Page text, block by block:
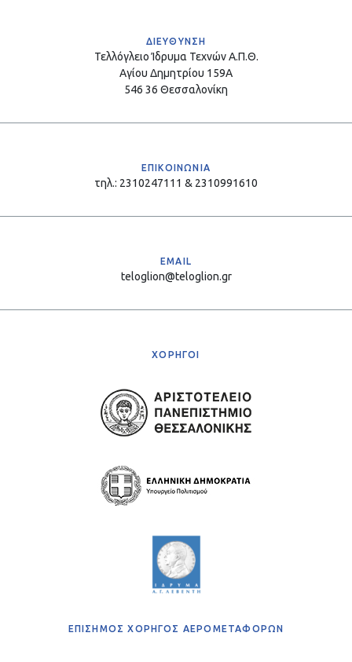
ΔΙΕΥΘΥΝΣΗ
Τελλόγλειο Ίδρυμα Τεχνών Α.Π.Θ.
Αγίου Δημητρίου 159Α
546 36 Θεσσαλονίκη
ΕΠΙΚΟΙΝΩΝΙΑ
τηλ.: 2310247111 & 2310991610
EMAIL
teloglion@teloglion.gr
ΧΟΡΗΓΟΙ
ΕΠΙΣΗΜΟΣ ΧΟΡΗΓΟΣ ΑΕΡΟΜΕΤΑΦΟΡΩΝ